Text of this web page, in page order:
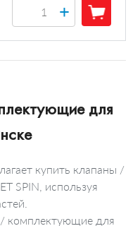
+
для
купить клапаны /
SPIN, используя
/ комплектующие для